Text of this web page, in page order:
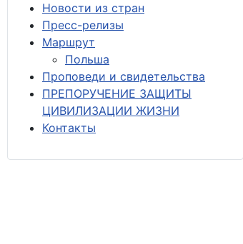
Новости из стран
Пресс-релизы
Маршрут
Польша
Проповеди и свидетельства
ПРЕПОРУЧЕНИЕ ЗАЩИТЫ
ЦИВИЛИЗАЦИИ ЖИЗНИ
Контакты